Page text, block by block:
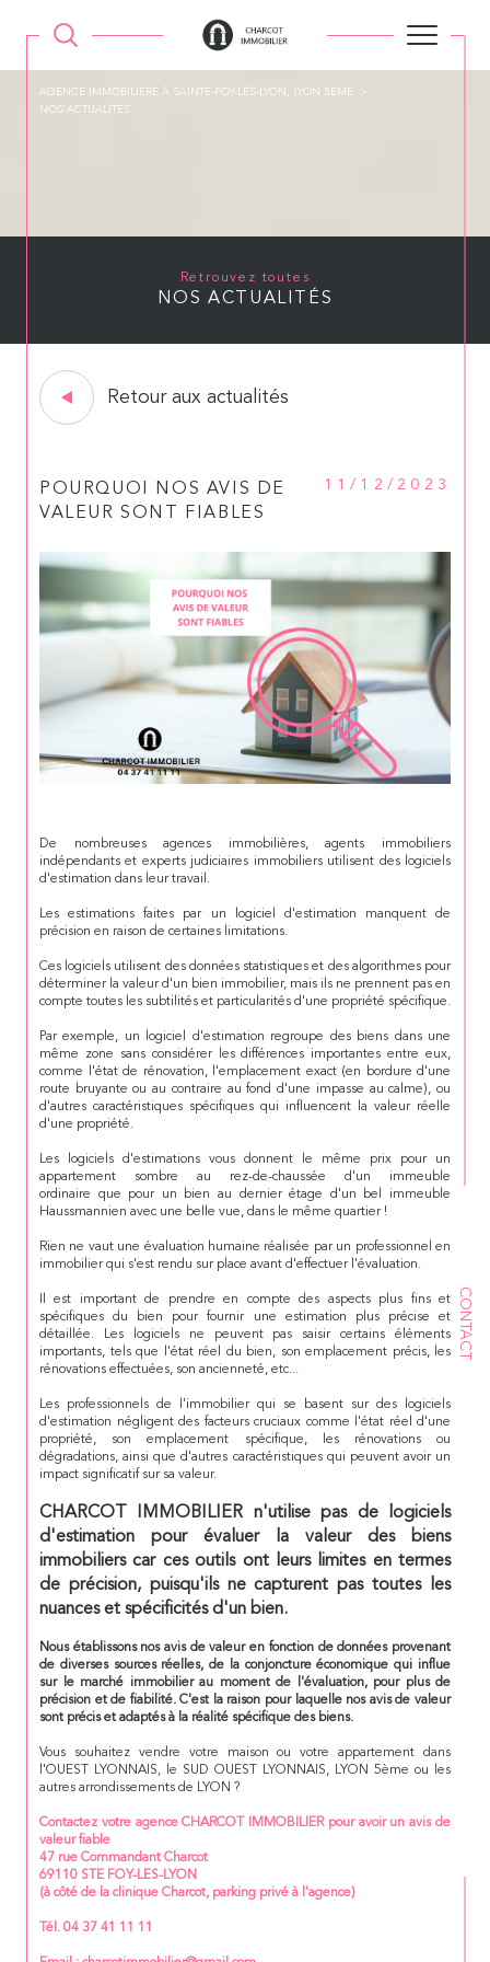
CONTACT
AGENCE IMMOBILIÉRE À SAINTE-FOY-LÉS-LYON, LYON 5ÉME
NOS ACTUALITES
Retrouvez toutes
NOS ACTUALITÉS
Retour aux actualités
POURQUOI NOS AVIS DE
VALEUR SONT FIABLES
11/12/2023
De nombreuses agences immobilières, agents immobiliers
indépendants et experts judiciaires immobiliers utilisent des logiciels
d'estimation dans leur travail.
Les estimations faites par un logiciel d'estimation manquent de
précision en raison de certaines limitations.
Ces logiciels utilisent des données statistiques et des algorithmes pour
déterminer la valeur d'un bien immobilier, mais ils ne prennent pas en
compte toutes les subtilités et particularités d'une propriété spécifique.
Par exemple, un logiciel d'estimation regroupe des biens dans une
même zone sans considérer les différences importantes entre eux,
comme l'état de rénovation, l'emplacement exact (en bordure d'une
route bruyante ou au contraire au fond d'une impasse au calme), ou
d'autres caractéristiques spécifiques qui influencent la valeur réelle
d'une propriété.
Les logiciels d'estimations vous donnent le même prix pour un
appartement sombre au rez-de-chaussée d'un immeuble
ordinaire que pour un bien au dernier étage d'un bel immeuble
Haussmannien avec une belle vue, dans le même quartier !
Rien ne vaut une évaluation humaine réalisée par un professionnel en
immobilier qui s'est rendu sur place avant d'effectuer l'évaluation.
Il est important de prendre en compte des aspects plus fins et
spécifiques du bien pour fournir une estimation plus précise et
détaillée. Les logiciels ne peuvent pas saisir certains éléments
importants, tels que l'état réel du bien, son emplacement précis, les
rénovations effectuées, son ancienneté, etc...
Les professionnels de l'immobilier qui se basent sur des logiciels
d'estimation négligent des facteurs cruciaux comme l'état réel d'une
propriété, son emplacement spécifique, les rénovations ou
dégradations, ainsi que d'autres caractéristiques qui peuvent avoir un
impact significatif sur sa valeur.
CHARCOT IMMOBILIER n'utilise pas de logiciels
d'estimation pour évaluer la valeur des biens
immobiliers car ces outils ont leurs limites en termes
de précision, puisqu'ils ne capturent pas toutes les
nuances et spécificités d'un bien.
Nous établissons nos avis de valeur en fonction de données provenant
de diverses sources réelles, de la conjoncture économique qui influe
sur le marché immobilier au moment de l'évaluation, pour plus de
précision et de fiabilité. C'est la raison pour laquelle nos avis de valeur
sont précis et adaptés à la réalité spécifique des biens.
Vous souhaitez vendre votre maison ou votre appartement dans
l'OUEST LYONNAIS, le SUD OUEST LYONNAIS, LYON 5ème ou les
autres arrondissements de LYON ?
Contactez votre agence CHARCOT IMMOBILIER pour avoir un avis de
valeur fiable
47 rue Commandant Charcot
69110 STE FOY-LES-LYON
(à côté de la clinique Charcot, parking privé à l'agence)
Tél. 04 37 41 11 11